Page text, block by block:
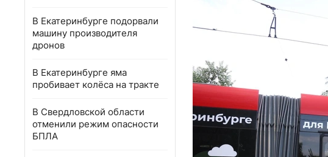
В Екатеринбурге подорвали
машину производителя
дронов
В Екатеринбурге яма
пробивает колёса на тракте
В Свердловской области
отменили режим опасности
БПЛА